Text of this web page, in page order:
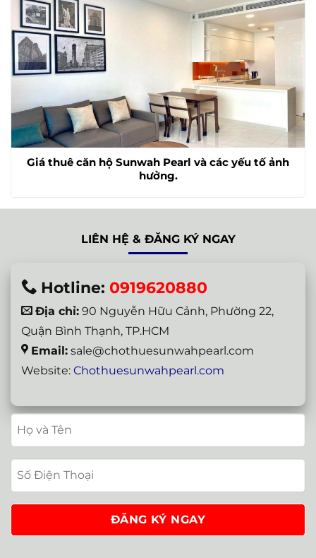
Giá thuê căn hộ Sunwah Pearl và các yếu tố ảnh
hưởng.
LIÊN HỆ & ĐĂNG KÝ NGAY
Hotline: 0919620880
Địa chỉ: 90 Nguyễn Hữu Cảnh, Phường 22,
Quận Bình Thạnh, TP.HCM
Email: sale@chothuesunwahpearl.com
Website: Chothuesunwahpearl.com